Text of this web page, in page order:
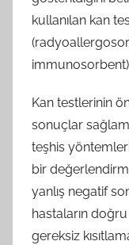
kullanılan kan
Kan testlerinin
sonuçlar
teşhis
bir
yanlış negatif
hastaların
gereksiz